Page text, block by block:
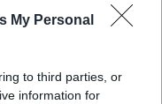
My Personal
to third parties, or
information for
locale di Milano: le